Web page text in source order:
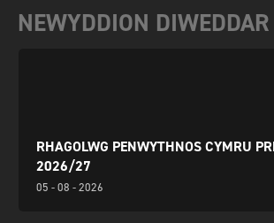
NEWYDDION DIWEDDAR
RHAGOLWG PENWYTHNOS CYMRU
2026/27
05 - 08 - 2026